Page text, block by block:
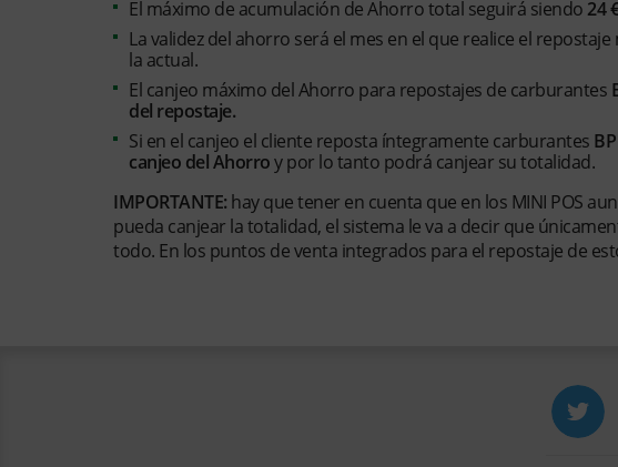
El máximo de acumulación de Ahorro total seguirá siendo 24
La validez del ahorro será el mes en el que realice el
la actual.
El canjeo máximo del Ahorro para repostajes de carburantes
del repostaje.
Si en el canjeo el cliente reposta íntegramente carburantes
canjeo del Ahorroy por lo tanto podrá canjear su totalidad.
IMPORTANTE: hay que tener en cuenta que en los MINI POS
pueda canjear la totalidad, el sistema le va a decir que
todo. En los puntos de venta integrados para el repostaje de